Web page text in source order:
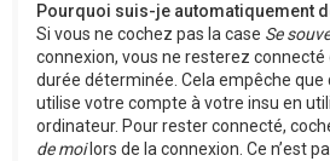
Pourquoi suis-je automatiquement
Si vous ne cochez pas la case Se
connexion, vous ne resterez connecté
durée déterminée. Cela empêche que
utilise votre compte à votre insu en
ordinateur. Pour rester connecté,
de moilors de la connexion. Ce n’est